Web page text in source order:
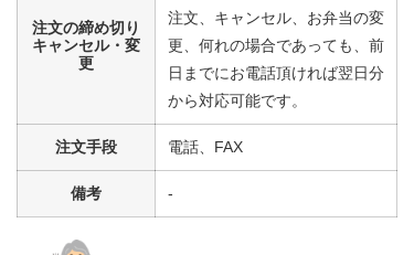
注文の締め切り
キャンセル・変
更
注文、キャンセル、お弁当の変
更、何れの場合であっても、前
日までにお電話頂ければ翌日分
から対応可能です。
注文手段 電話、FAX
備考 -